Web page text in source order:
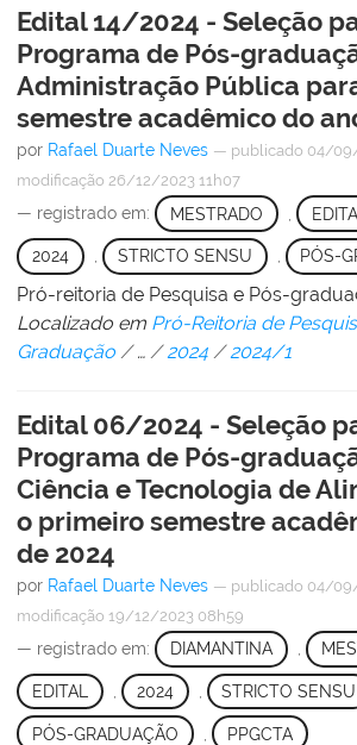
Edital 14/2024 - Seleção
Programa de Pós-
Administração Pública
semestre acadêmico do
por Rafael Duarte Neves — publicado 04/
modificação 26/12/2023 11h07
— registrado em: MESTRADO EDITAL
2024 , STRICTO SENSU , PÓS-
Pró-reitoria de Pesquisa e Pós-
Localizado em Pró-Reitoria de
Graduação /… /2024 /2024/1
Edital 06/2024 - Seleção
Programa de Pós-
Ciência e Tecnologia de
o primeiro semestre
de 2024
por Rafael Duarte Neves — publicado 04/
modificação 19/12/2023 08h59
— registrado em: DIAMANTINA
EDITAL 2024 STRICTO SENSU
PÓS-GRADUAÇÃO PPGCTA